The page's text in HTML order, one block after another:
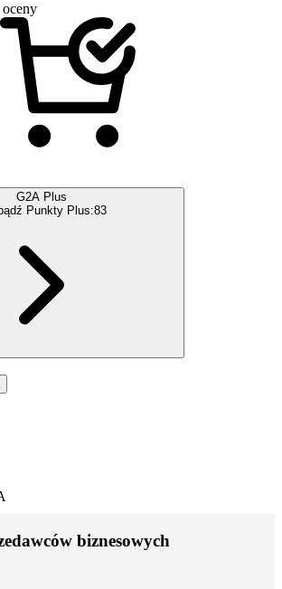
G2A Plus
Punkty Plus:83
biznesowych